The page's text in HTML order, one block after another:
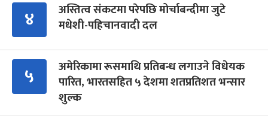
४
अस्तित्व संकटमा परेपछि मोर्चाबन्दीमा जुटे
मधेशी-पहिचानवादी दल
५
अमेरिकामा रूसमाथि प्रतिबन्ध लगाउने विधेयक
पारित, भारतसहित ५ देशमा शतप्रतिशत भन्सार
शुल्क